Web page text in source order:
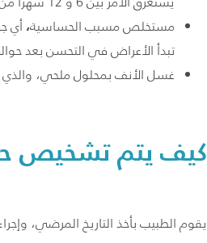
مستخلص مسبب الحساسية، أي
تبدأ الأعراض في التحسن بعد
غسل الأنف بمحلول ملحي،
كيف يتم تشخيص
يقوم الطبيب بأخذ التاريخ المرضي،